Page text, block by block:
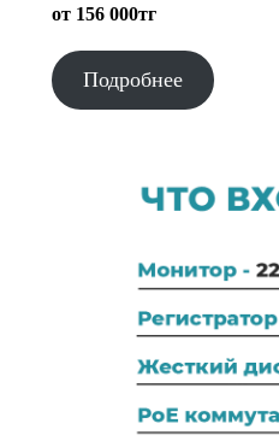
от 156 000тг
Подробнее